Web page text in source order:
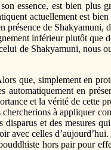
essence, est bien plus
actuellement est
présence de Shakyamuni,
inférieur plutôt
de Shakyamuni, nous
que, simplement en
automatiquement en
et la vérité de cette
à appliquer
et des mesures
avec celles
hors pair pour